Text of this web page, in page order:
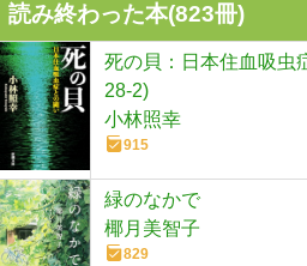
読み終わった本(823冊)
死の貝：日本住血吸虫
28-2)
小林照幸
915
緑のなかで
椰月美智子
829